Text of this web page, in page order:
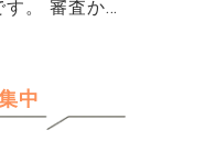
ば教えてくだ
、この数字
トで「住宅
重要」と読ん
になりまし
。 審査から
4500万で、
・滞納歴な
中